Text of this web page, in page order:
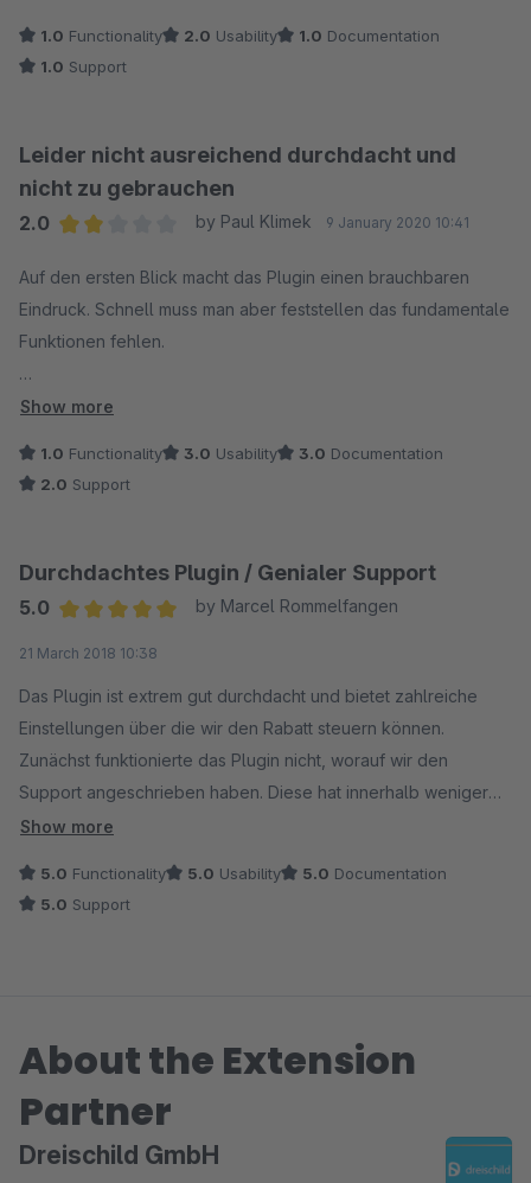
1.0 Functionality 2.0 Usability 1.0 Documentation
1.0 Support
Leider nicht ausreichend durchdacht und
nicht zu gebrauchen
2.0
by Paul Klimek 9 January 2020 10:41
Auf den ersten Blick macht das Plugin einen brauchbaren
Eindruck. Schnell muss man aber feststellen das fundamentale
Funktionen fehlen.
- Preisrabatt wird nicht über den Produktexport übertragen
Was nützt es mir, dass der Shop super Preise hat, wenn es
niemand mitbekommt?!
Der Support war leider ebenfalls nicht hilfreich. Man bestätigte
lediglich, dass diese Funktionen nicht drin sind und auch nicht
geplant seien.
Show more
1.0 Functionality 3.0 Usability 3.0 Documentation
2.0 Support
Durchdachtes Plugin / Genialer Support
5.0
by Marcel Rommelfangen
21 March 2018 10:38
Das Plugin ist extrem gut durchdacht und bietet zahlreiche
Einstellungen über die wir den Rabatt steuern können.
Zunächst funktionierte das Plugin nicht, worauf wir den
Support angeschrieben haben. Diese hat innerhalb weniger
Minuten das Problem lösen können, sodass es nun perfekt
unserseits ;-) Vielen Dank und weiter so!
Show more
5.0 Functionality 5.0 Usability 5.0 Documentation
5.0 Support
About the Extension
Partner
Dreischild GmbH